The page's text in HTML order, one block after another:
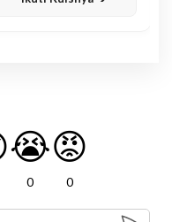
😭
0
😡
0